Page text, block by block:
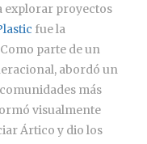
explorar proyectos
fue la
parte de un
abordó un
más
visualmente
Ártico y dio los